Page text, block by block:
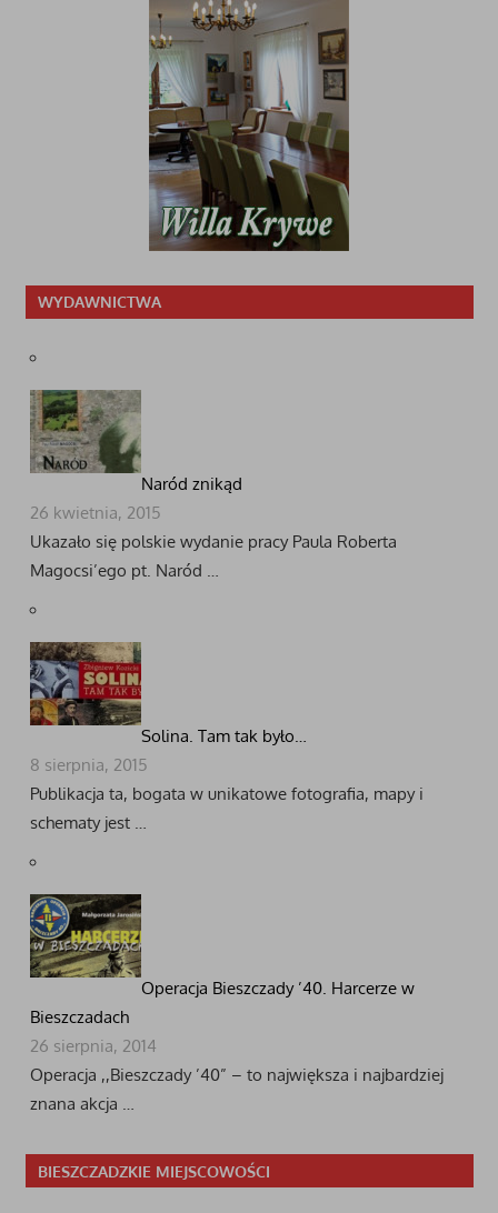
WYDAWNICTWA
Naród znikąd
26 kwietnia, 2015
Ukazało się polskie wydanie pracy Paula Roberta
Magocsi’ego pt. Naród …
Solina. Tam tak było…
8 sierpnia, 2015
Publikacja ta, bogata w unikatowe fotografia, mapy i
schematy jest …
Operacja Bieszczady ’40. Harcerze w
Bieszczadach
26 sierpnia, 2014
Operacja ,,Bieszczady ’40” – to największa i najbardziej
znana akcja …
BIESZCZADZKIE MIEJSCOWOŚCI